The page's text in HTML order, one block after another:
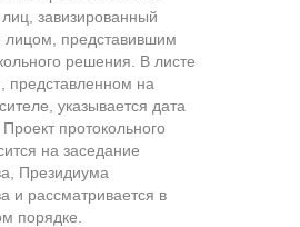
завизированный
лицом, представившим
решения. В листе
представленном на
указывается дата
протокольного
на заседание
Президиума
и рассматривается в
порядке.